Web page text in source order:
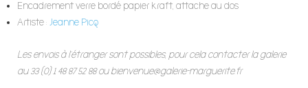
Encadrement verre bordé papier kraft, attache au dos
Artiste : Jeanne Picq
Les envois à l’étranger sont possibles, pour cela contacter la galerie
au 33 (0) 1 48 87 52 88 ou bienvenue@galerie-marguerite.fr